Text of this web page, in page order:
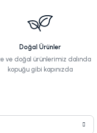
Doğal Ürünler
ve doğal ürünlerimiz dalında
kopuğu gibi kapınızda